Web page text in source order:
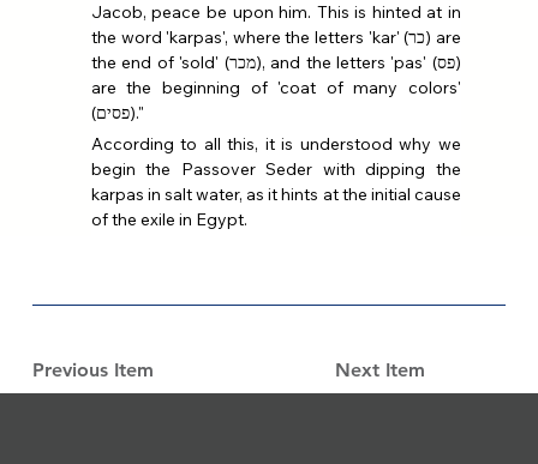
Previous Item Next Item
Jacob, peace be upon him. This is hinted at in
the word 'karpas', where the letters 'kar' (כר) are
the end of 'sold' (מכר), and the letters 'pas' (פס)
are the beginning of 'coat of many colors'
(פסים)."
According to all this, it is understood why we
begin the Passover Seder with dipping the
karpas in salt water, as it hints at the initial cause
of the exile in Egypt.